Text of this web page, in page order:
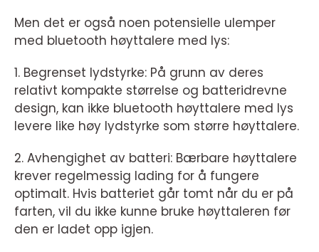
Men det er også noen potensielle ulemper
med bluetooth høyttalere med lys:
1. Begrenset lydstyrke: På grunn av deres
relativt kompakte størrelse og batteridrevne
design, kan ikke bluetooth høyttalere med lys
levere like høy lydstyrke som større høyttalere.
2. Avhengighet av batteri: Bærbare høyttalere
krever regelmessig lading for å fungere
optimalt. Hvis batteriet går tomt når du er på
farten, vil du ikke kunne bruke høyttaleren før
den er ladet opp igjen.